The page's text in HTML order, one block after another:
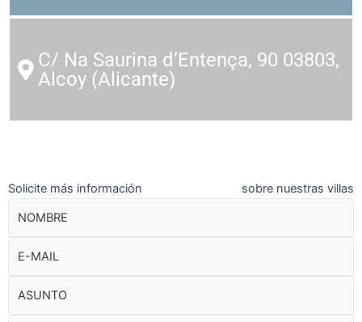
C/ Na Saurina d’Entença, 90 03803,
Alcoy (Alicante)
Solicite más información sobre nuestras villas